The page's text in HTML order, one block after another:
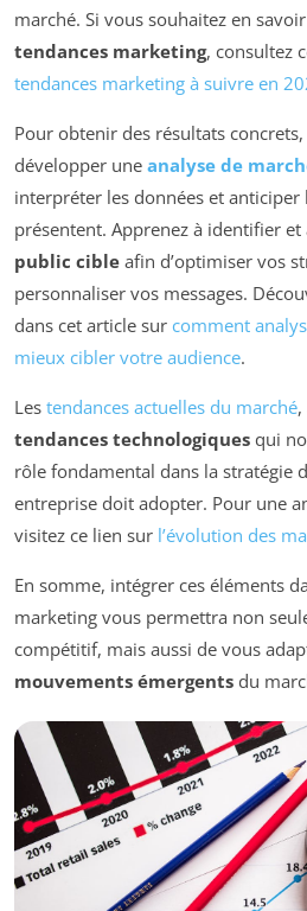
marché. Si vous souhaitez en
tendances marketing, consultez
tendances marketing à suivre en
Pour obtenir des résultats
développer une analyse de
interpréter les données et
présentent. Apprenez à identifier
public cible afin d’optimiser vos
personnaliser vos messages.
dans cet article sur comment
mieux cibler votre audience.
Les tendances actuelles du marché
tendances technologiques qui
rôle fondamental dans la stratégie
entreprise doit adopter. Pour une
visitez ce lien sur l’évolution des
En somme, intégrer ces éléments
marketing vous permettra non
compétitif, mais aussi de vous
mouvements émergents du